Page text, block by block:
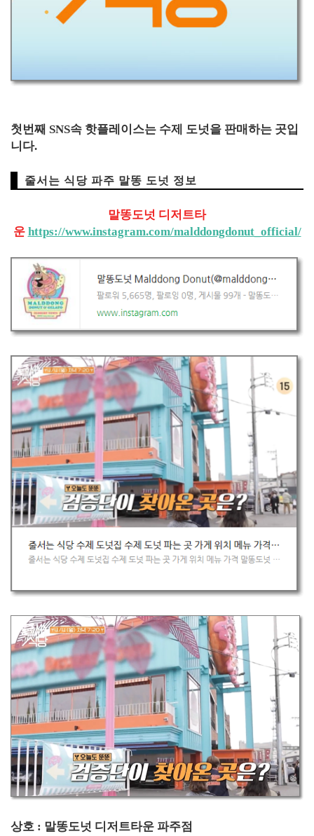
첫번째 SNS속 핫플레이스는 수제 도넛을 판매하는 곳입
니다.
줄서는 식당 파주 말똥 도넛 정보
말똥도넛 디저트타
운 https://www.instagram.com/malddongdonut_official/
상호 : 말똥도넛 디저트타운 파주점